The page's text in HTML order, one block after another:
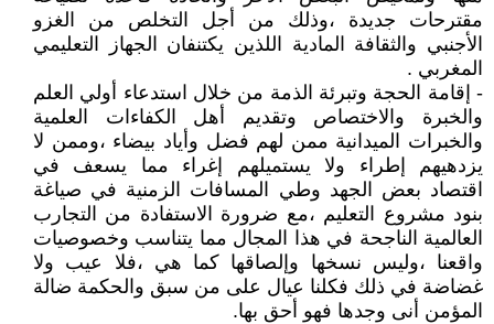
مقترحات جديدة ،وذلك من أجل التخلص من الغزو
الأجنبي والثقافة المادية اللذين يكتنفان الجهاز التعليمي
المغربي .
- إقامة الحجة وتبرئة الذمة من خلال استدعاء أولي العلم
والخبرة والاختصاص وتقديم أهل الكفاءات العلمية
والخبرات الميدانية ممن لهم فضل وأياد بيضاء ،وممن لا
يزدهيهم إطراء ولا يستميلهم إغراء مما يسعف في
اقتصاد بعض الجهد وطي المسافات الزمنية في صياغة
بنود مشروع التعليم ،مع ضرورة الاستفادة من التجارب
العالمية الناجحة في هذا المجال مما يتناسب وخصوصيات
واقعنا ،وليس نسخها وإلصاقها كما هي ،فلا عيب ولا
غضاضة في ذلك فكلنا عيال على من سبق والحكمة ضالة
المؤمن أنى وجدها فهو أحق بها.